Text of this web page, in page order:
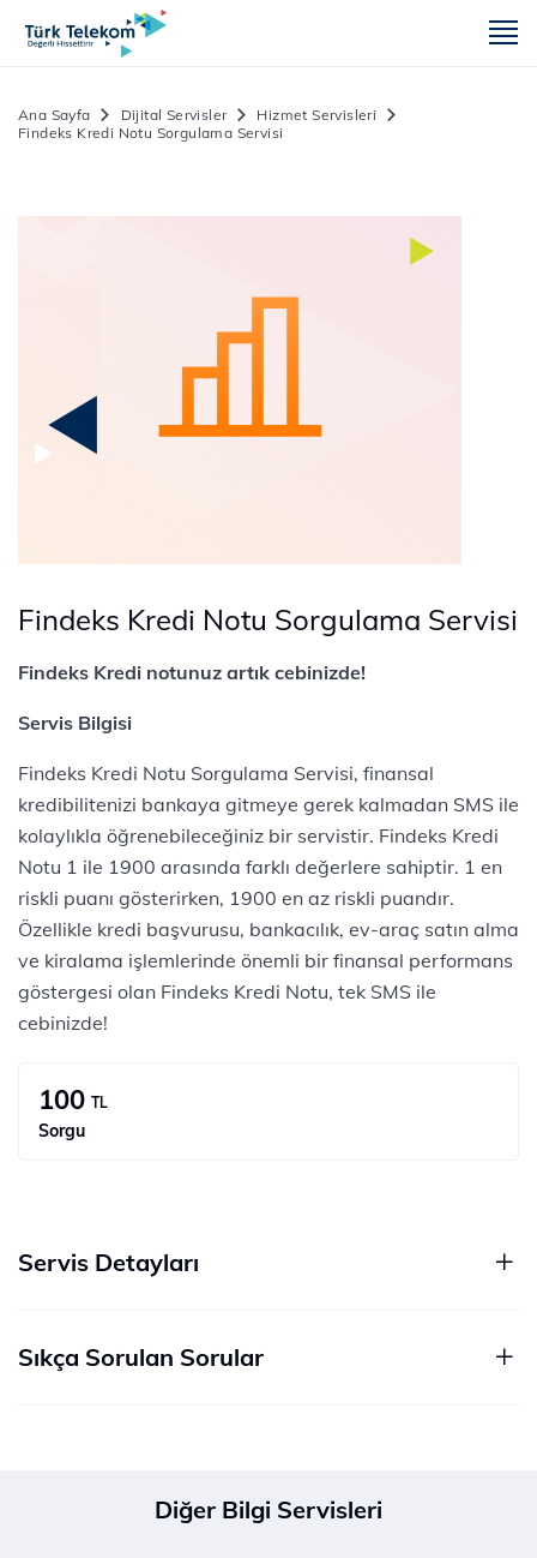
Ana Sayfa Dijital Servisler
Hizmet Servisleri
Findeks Kredi Notu Sorgulama Servisi
Findeks Kredi Notu Sorgulama Servisi
Findeks Kredi notunuz artık cebinizde!
Servis Bilgisi
Findeks Kredi Notu Sorgulama Servisi, finansal
kredibilitenizi bankaya gitmeye gerek kalmadan SMS ile
kolaylıkla öğrenebileceğiniz bir servistir. Findeks Kredi
Notu 1 ile 1900 arasında farklı değerlere sahiptir. 1 en
riskli puanı gösterirken, 1900 en az riskli puandır.
Özellikle kredi başvurusu, bankacılık, ev-araç satın alma
ve kiralama işlemlerinde önemli bir finansal performans
göstergesi olan Findeks Kredi Notu, tek SMS ile
cebinizde!
100 TL
Sorgu
Servis Detayları
Sıkça Sorulan Sorular
Diğer Bilgi Servisleri